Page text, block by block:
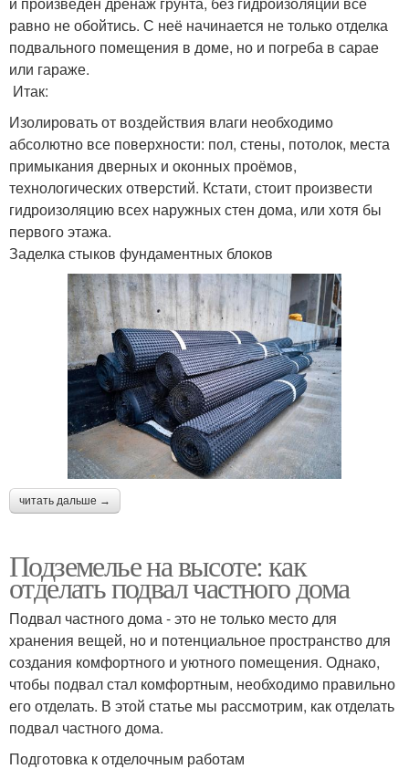
равно не обойтись. С неё начинается не только отделка
подвального помещения в доме, но и погреба в сарае
или гараже.
Итак:
Изолировать от воздействия влаги необходимо
абсолютно все поверхности: пол, стены, потолок, места
примыкания дверных и оконных проёмов,
технологических отверстий. Кстати, стоит произвести
гидроизоляцию всех наружных стен дома, или хотя бы
первого этажа.
Заделка стыков фундаментных блоков
читать дальше →
Подземелье на высоте: как
отделать подвал частного дома
Подвал частного дома - это не только место для
хранения вещей, но и потенциальное пространство для
создания комфортного и уютного помещения. Однако,
чтобы подвал стал комфортным, необходимо правильно
его отделать. В этой статье мы рассмотрим, как отделать
подвал частного дома.
Подготовка к отделочным работам